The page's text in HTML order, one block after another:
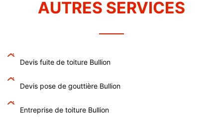
AUTRES SERVICES
Devis fuite de toiture Bullion
Devis pose de gouttière Bullion
Entreprise de toiture Bullion